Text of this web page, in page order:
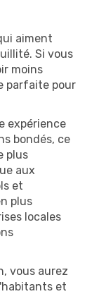
aiment
Si vous
moins
parfaite pour
expérience
bondés, ce
plus
aux
et
plus
locales
vous aurez
et